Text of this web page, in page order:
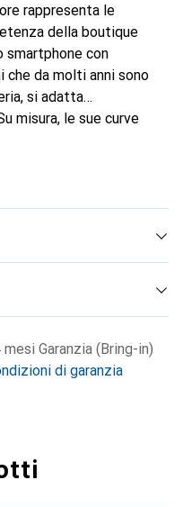
rappresenta le
della boutique
smartphone con
da molti anni sono
si adatta
misura, le sue curve
per il tuo smartphone.
scelta sicura per una
mesi Garanzia (Bring-in)
di garanzia